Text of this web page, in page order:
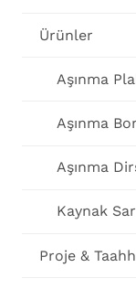
Ürünler
Aşınma
Aşınma
Aşınma
Kaynak
Proje &